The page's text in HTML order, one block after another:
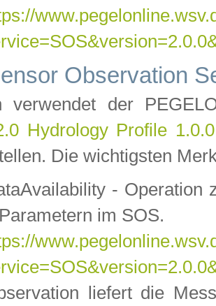
Observation
verwendet der
Hydrology Profile
Die wichtigsten
- Operation
im SOS.
liefert die